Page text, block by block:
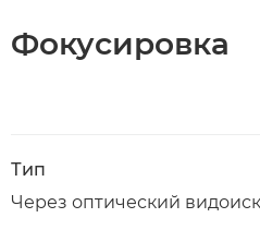
Фокусировка
Тип
Через оптический